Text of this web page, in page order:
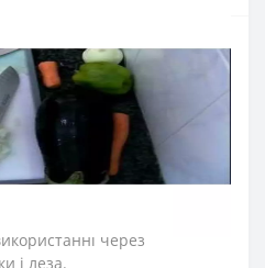
280 мм серії
для обробки м'яса, в
і середньої величини кістки
Не шматує м’ясо, а
зберігаючи волокна, які
через
і леза.